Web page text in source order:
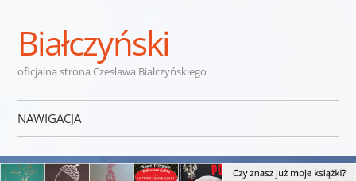
Białczyński
oficjalna strona Czesława Białczyńskiego
NAWIGACJA